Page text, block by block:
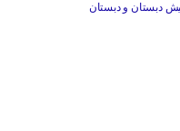
دبستان و دبستان